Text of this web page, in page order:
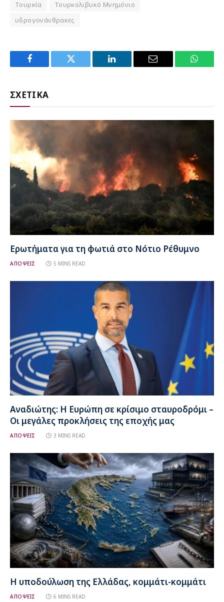
Τουρκία
Τουρκολιβυκό Μνημόνιο
υδρογονάνθρακες
Facebook Twitter LinkedIn Email
ΣΧΕΤΙΚΑ
Ερωτήματα για τη φωτιά στο Νότιο Ρέθυμνο
ΑΠΟΨΕΙΣ 5 MINS READ
Αναδιώτης: Η Ευρώπη σε κρίσιμο σταυροδρόμι –
Οι μεγάλες προκλήσεις της εποχής μας
ΑΠΟΨΕΙΣ 3 MINS READ
Η υποδούλωση της Ελλάδας, κομμάτι-κομμάτι
ΑΠΟΨΕΙΣ 6 MINS READ